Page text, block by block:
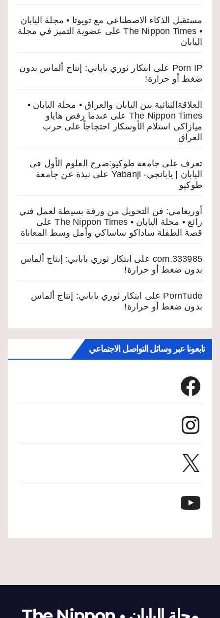
مستقبل الذكاء الاصطناعي مع تويوتا • مجلة اليابان
• The Nippon Times
على عضوية التميز في مجلة
اليابان
Porn IP على
ابتكار ثوري ياباني: إنتاج ألماس بدون
ضغط أو حرارة!
العلاقةالثنائية بين اليابان والعراق • مجلة اليابان •
The Nippon Times على عندما رفض هاياو
ميازاكي استلام الأوسكار احتجاجاً على حرب
العراق
تعرف على جامعة طوكيو:صرح العلوم الأول في
اليابان | يابانجي- Yabanji
على نبذة عن جامعة
طوكيو
أوريغامي: فن التحويل من ورقة بسيطة لعمل فني
رائع • مجلة اليابان • The Nippon Times
على
قصة الطفلة ساداكو ساساكي وأمل وسط المعاناة
333985.com على ابتكار ثوري ياباني: إنتاج ألماس
بدون ضغط أو حرارة!
PornTude على
ابتكار ثوري ياباني: إنتاج ألماس
بدون ضغط أو حرارة!
تابعونا عبر وسائل التواصل الاجتماعي
Facebook
Instagram
X
YouTube